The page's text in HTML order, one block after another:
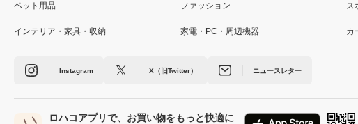
ペット用品 ファッション ス
インテリア・家具・収納 家電・PC・周辺機器 カ
Instagram X（旧Twitter） ニュースレター
ロハコアプリで、お買い物をもっと快適に